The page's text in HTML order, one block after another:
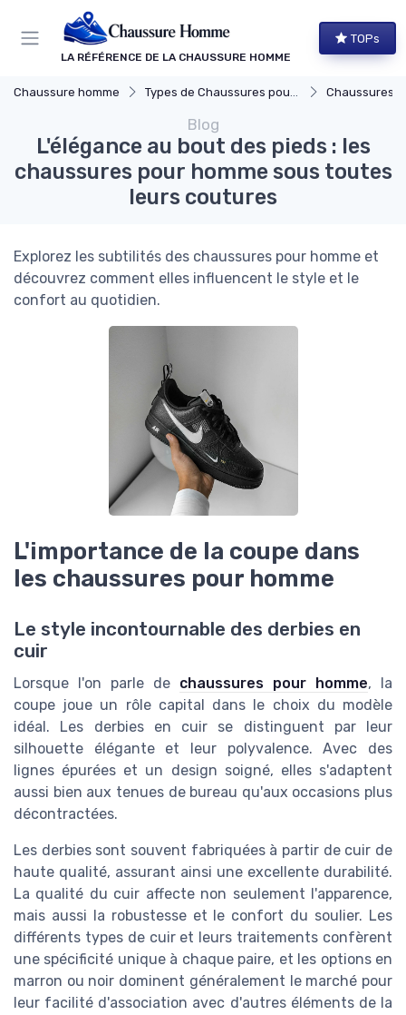
LA RÉFÉRENCE DE LA CHAUSSURE HOMME
TOPs
Chaussure homme Types de Chaussures pour Hommes Chaussures
Blog
L'élégance au bout des pieds : les
chaussures pour homme sous toutes
leurs coutures
Explorez les subtilités des chaussures pour homme et
découvrez comment elles influencent le style et le
confort au quotidien.
L'importance de la coupe dans
les chaussures pour homme
Le style incontournable des derbies en
cuir
Lorsque l'on parle de chaussures pour homme, la
coupe joue un rôle capital dans le choix du modèle
idéal. Les derbies en cuir se distinguent par leur
silhouette élégante et leur polyvalence. Avec des
lignes épurées et un design soigné, elles s'adaptent
aussi bien aux tenues de bureau qu'aux occasions plus
décontractées.
Les derbies sont souvent fabriquées à partir de cuir de
haute qualité, assurant ainsi une excellente durabilité.
La qualité du cuir affecte non seulement l'apparence,
mais aussi la robustesse et le confort du soulier. Les
différents types de cuir et leurs traitements confèrent
une spécificité unique à chaque paire, et les options en
marron ou noir dominent généralement le marché pour
leur facilité d'association avec d'autres éléments de la
Panneau de gestion des cookies